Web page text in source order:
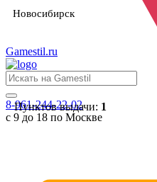
Новосибирск
Пунктов выдачи: 1
Gamestil.ru
8-961-244-22-02
с 9 до 18 по Москве